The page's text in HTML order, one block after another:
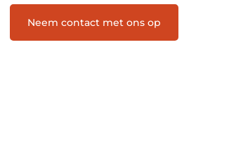
Neem contact met ons op